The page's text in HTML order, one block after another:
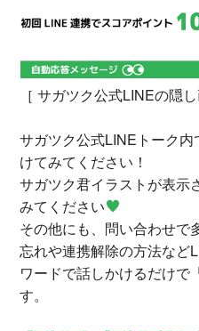
［ サガツク公式LINEの隠
サガツク公式LINEトーク内
けてみてください！
サガツク君イラストが表示
みてください
その他にも、問い合わせで
忘れや連携解除の方法など
ワードで話しかけるだけで
す。